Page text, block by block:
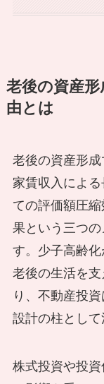
老後の資産
由とは
老後の資産形成
家賃収入によ
ての評価額圧
果という三つ
す。少子高齢
老後の生活を
り、不動産投
設計の柱として
株式投資や投